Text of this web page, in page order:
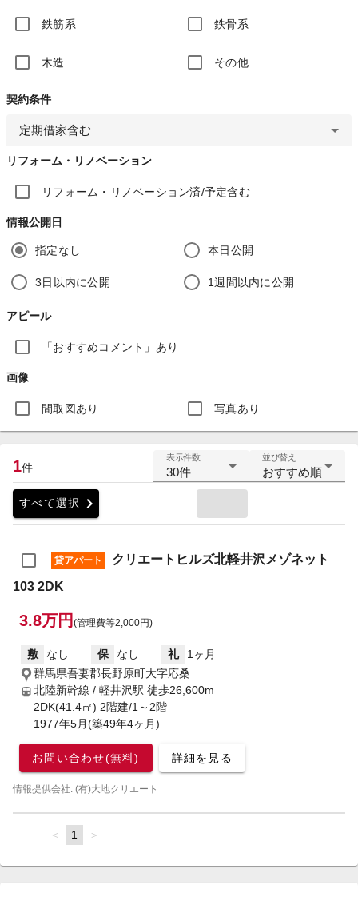
鉄筋系 鉄骨系
木造 その他
契約条件
定期借家含む
リフォーム・リノベーション
リフォーム・リノベーション済/予定含む
情報公開日
指定なし 本日公開
3日以内に公開 1週間以内に公開
アピール
「おすすめコメント」あり
画像
間取図あり 写真あり
1件
表示件数
30件
並び替え
おすすめ順
すべて選択 chevron_right
貸アパート
クリエートヒルズ北軽井沢メゾネット
103 2DK
3.8万円 (管理費等2,000円)
敷 なし 保 なし 礼
1ヶ月
群馬県吾妻郡長野原町大字応桑
北陸新幹線 / 軽井沢駅 徒歩26,600m
2DK(41.4㎡) 2階建/1～2階
1977年5月(築49年4ヶ月)
お問い合わせ(無料) 詳細を見る
情報提供会社: (有)大地クリエート
page
You're
page
1 page